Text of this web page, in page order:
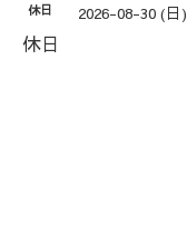
休日 2026-08-30 (日)
休日